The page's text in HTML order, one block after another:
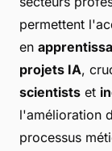
permettent
en
projets IA,
scientists et
l'amélioration
processus